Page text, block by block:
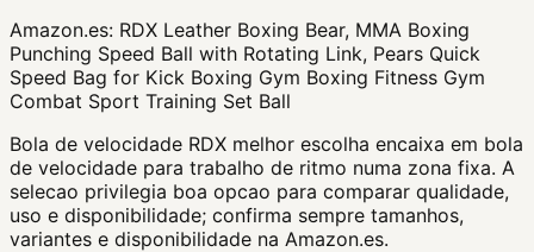
Amazon.es: RDX Leather Boxing Bear, MMA Boxing
Punching Speed Ball with Rotating Link, Pears Quick
Speed Bag for Kick Boxing Gym Boxing Fitness Gym
Combat Sport Training Set Ball
Bola de velocidade RDX melhor escolha encaixa em bola
de velocidade para trabalho de ritmo numa zona fixa. A
selecao privilegia boa opcao para comparar qualidade,
uso e disponibilidade; confirma sempre tamanhos,
variantes e disponibilidade na Amazon.es.